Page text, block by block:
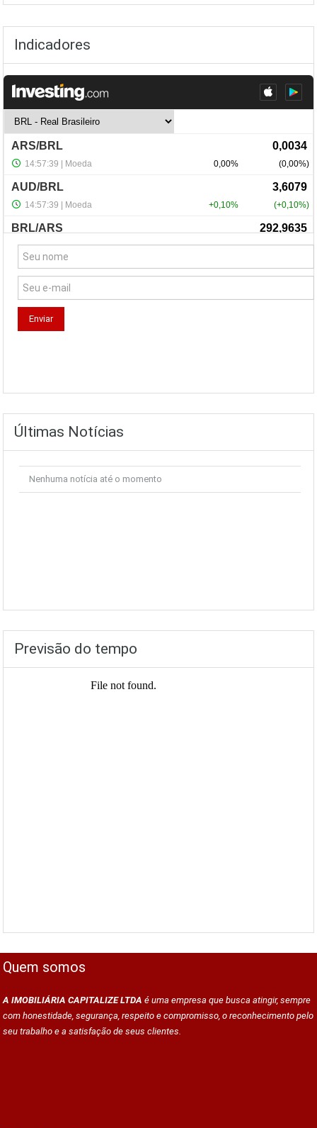
Indicadores
NewsLetter
Últimas Notícias
Nenhuma notícia até o momento
Previsão do tempo
Quem somos
A IMOBILIÁRIA CAPITALIZE LTDA é uma empresa que busca atingir, sempre
com honestidade, segurança, respeito e compromisso, o reconhecimento pelo
seu trabalho e a satisfação de seus clientes.